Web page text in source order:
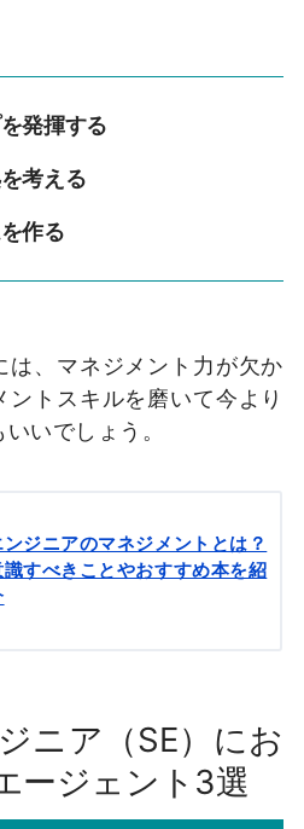
発揮する
考える
作る
は、マネジメント力が欠か
トスキルを磨いて今より
いでしょう。
ンジニアのマネジメントとは？
識すべきことやおすすめ本を紹
ニア（SE）にお
ージェント3選